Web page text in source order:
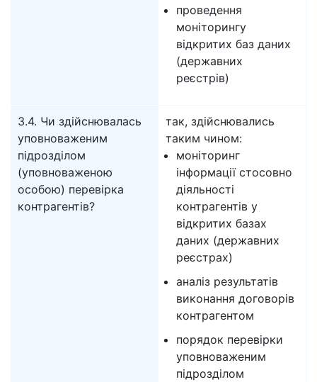
проведення
моніторингу
відкритих баз даних
(державних
реєстрів)
3.4. Чи здійснювалась
уповноваженим
підрозділом
(уповноваженою
особою) перевірка
контрагентів?
так, здійснювались
таким чином:
моніторинг
інформації стосовно
діяльності
контрагентів у
відкритих базах
даних (державних
реєстрах)
аналіз результатів
виконання договорів
контрагентом
порядок перевірки
уповноваженим
підрозділом